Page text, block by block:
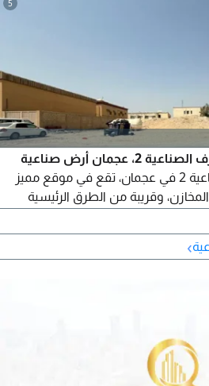
5
أرض صناعية للبيع - الجرف الصناعية 2، عجمان أرض صناعية
للبيع في منطقة الجرف الصناعية 2 في عجمان، تقع في موقع مميز
وقريبة من الطرق الرئيسية
وسهلة الوصول للشاحنات. تفاصيل الأرض الموقع الجرف الصناعية 2
›